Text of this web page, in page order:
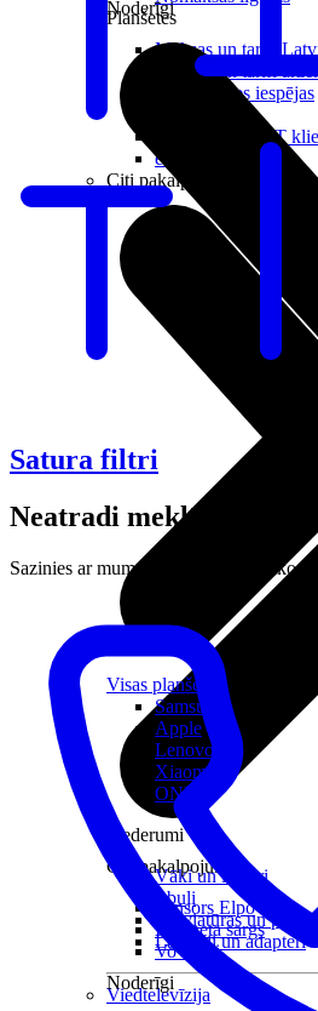
Noderīgi
Maksas un tarifi
Maksas un tarifi
LMT Kartes iespējas
Kā kļūt par LMT
eSIM tehnoloģija
Citi pakalpojumi
Citi pakalpojumi
Sensors Elpo
Interneta sargs
VoWi-Fi
Viedtelevīzija
Planšetes
Visas planšetes
Samsung
Apple
Lenovo
Xiaomi
ONYX
Piederumi
Vāki un ietvari
Irbuļi
Klaviatūras un peles
Lādētāji un adapteri
Noderīgi
Satura filtri
Neatradi meklēto?
Sazinies ar mums vai apmeklē tuvāko